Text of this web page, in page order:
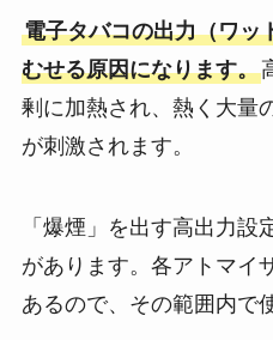
電子タバコの出力（ワッ
むせる原因になります。
剰に加熱され、熱く大量
が刺激されます。
「爆煙」を出す高出力設
があります。各アトマイ
あるので、その範囲内で